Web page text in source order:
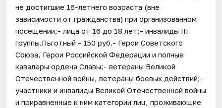
не достигшие 16-летнего возраста (вне
зависимости от гражданства) при организованном
посещении;- лица от 16 до 18 лет;- инвалиды III
группы.Льготный - 150 руб.- Герои Советского
Союза, Герои Российской Федерации и полные
кавалеры ордена Славы;- ветераны Великой
Отечественной войны, ветераны боевых действий;-
участники и инвалиды Великой Отечественной войны
и приравненные к ним категории лиц, проживающие